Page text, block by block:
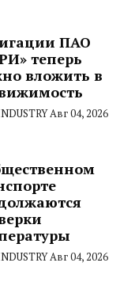
ПАО
теперь
вложить в
Авг 04, 2026
Авг 04, 2026